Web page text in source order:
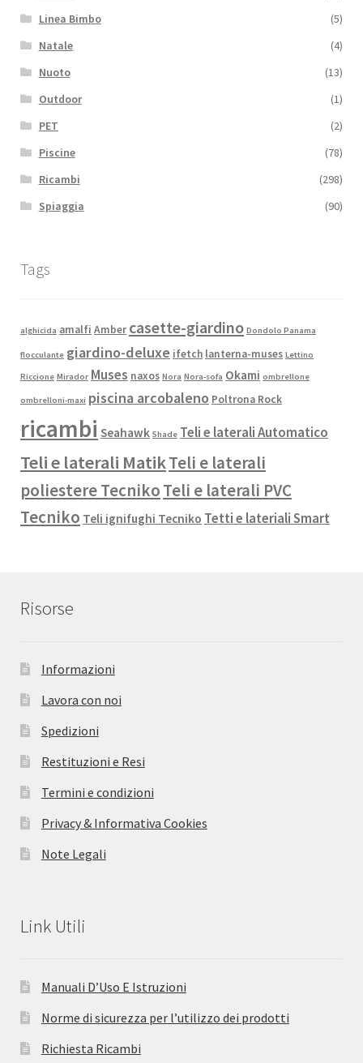
Linea Bimbo
(5)
Natale
(4)
Nuoto
(13)
Outdoor
(1)
PET
(2)
Piscine
(78)
Ricambi
(298)
Spiaggia
(90)
Tags
alghicida amalfi Amber casette-giardino Dondolo Panama
flocculante giardino-deluxe ifetch lanterna-muses Lettino
Riccione Mirador Muses naxos Nora Nora-sofa Okami ombrellone
ombrelloni-maxi piscina arcobaleno Poltrona Rock
ricambi Seahawk Shade Teli e laterali Automatico
Teli e laterali MatikTeli e laterali
poliestere TecnikoTeli e laterali PVC
Tecniko Teli ignifughi Tecniko Tetti e lateriali Smart
Risorse
Informazioni
Lavora con noi
Spedizioni
Restituzioni e Resi
Termini e condizioni
Privacy & Informativa Cookies
Note Legali
Link Utili
Manuali D’Uso E Istruzioni
Norme di sicurezza per l’utilizzo dei prodotti
Richiesta Ricambi